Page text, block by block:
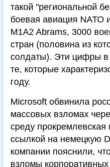
такой "региональной
боевая авиация NАТО
M1A2 Abrams, 3000
стран (половина из
солдаты). Эти цифры
те, которые
году.
Microsoft обвинила
массовых взломах
среду прокремлевская
ссылкой на немецкую
компании пояснили,
взломы